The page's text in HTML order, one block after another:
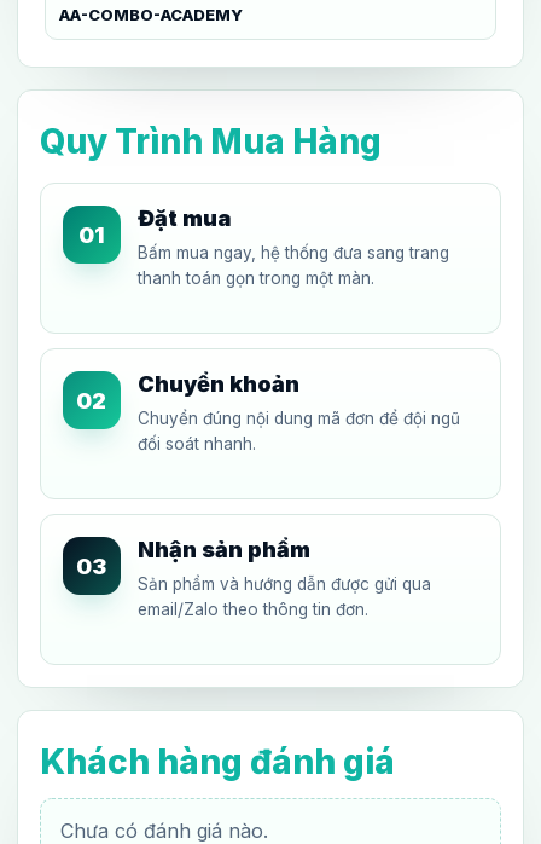
AA-COMBO-ACADEMY
Quy Trình Mua Hàng
01
Đặt mua
Bấm mua ngay, hệ thống đưa sang trang
thanh toán gọn trong một màn.
02
Chuyển khoản
Chuyển đúng nội dung mã đơn để đội ngũ
đối soát nhanh.
03
Nhận sản phẩm
Sản phẩm và hướng dẫn được gửi qua
email/Zalo theo thông tin đơn.
Khách hàng đánh giá
Chưa có đánh giá nào.